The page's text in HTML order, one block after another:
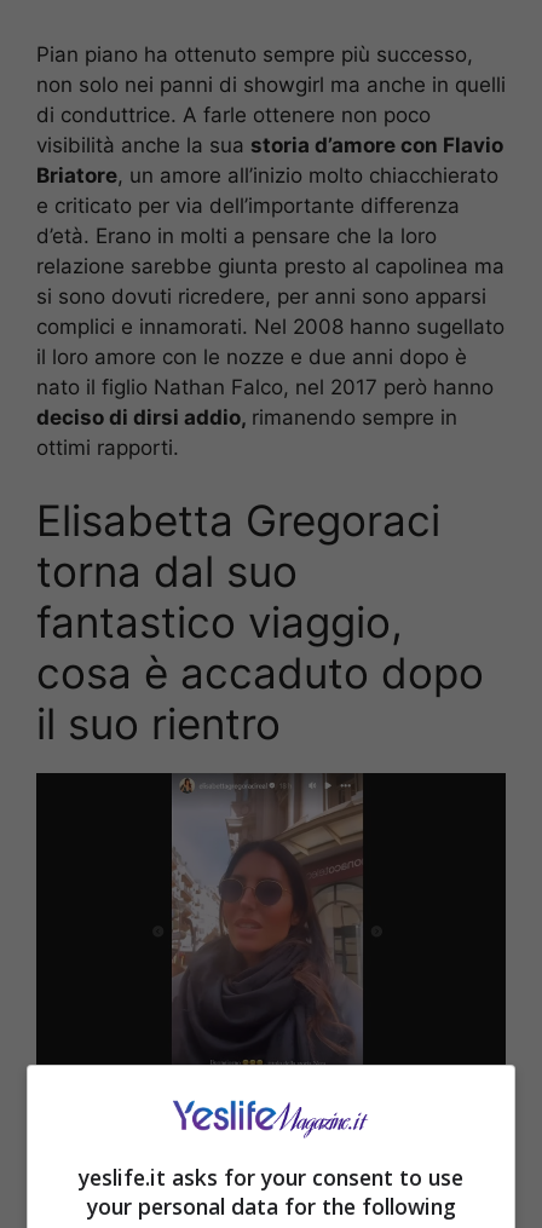
Pian piano ha ottenuto sempre più successo,
non solo nei panni di showgirl ma anche in quelli
di conduttrice. A farle ottenere non poco
visibilità anche la sua storia d’amore con Flavio
Briatore, un amore all’inizio molto chiacchierato
e criticato per via dell’importante differenza
d’età. Erano in molti a pensare che la loro
relazione sarebbe giunta presto al capolinea ma
si sono dovuti ricredere, per anni sono apparsi
complici e innamorati. Nel 2008 hanno sugellato
il loro amore con le nozze e due anni dopo è
nato il figlio Nathan Falco, nel 2017 però hanno
deciso di dirsi addio, rimanendo sempre in
ottimi rapporti.
Elisabetta Gregoraci
torna dal suo
fantastico viaggio,
cosa è accaduto dopo
il suo rientro
yeslife.it asks for your consent to use
your personal data for the following